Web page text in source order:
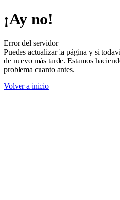
¡Ay no!
Error del servidor
Puedes actualizar la página y si
de nuevo más tarde. Estamos
problema cuanto antes.
Volver a inicio